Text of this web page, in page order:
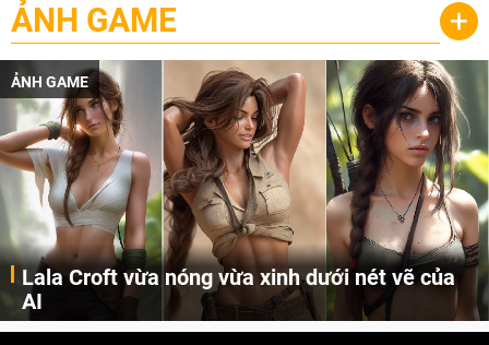
ẢNH GAME +
ẢNH GAME
Lala Croft vừa nóng vừa xinh dưới nét vẽ của
AI
Cùng đến với những hình ảnh Lala Croft của Tomb Raider dưới nét vẽ của AI. Một cô nàng xinh đẹp, nóng bỏng nhưng cũng rắn rỏi và mạnh mẽ.